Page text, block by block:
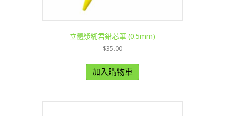
立體漿糊君鉛芯筆 (0.5mm)
$35.00
加入購物車